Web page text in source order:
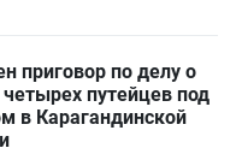
приговор по делу о
четырех путейцев под
в Карагандинской